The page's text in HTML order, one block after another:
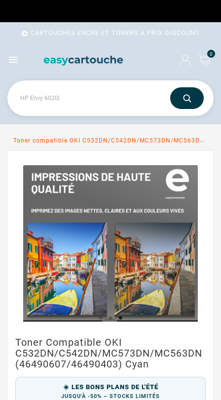
 CARTOUCHES ENCRE ET TONERS A PRIX DISCOUNT
 0
Toner compatible OKI C532DN/C542DN/MC573DN/MC563DN (46490607/46490403) cyan
Toner Compatible OKI
C532DN/C542DN/MC573DN/MC563DN
(46490607/46490403) Cyan
☀️ LES BONS PLANS DE L'ÉTÉ
JUSQU'À -50% – STOCKS LIMITÉS